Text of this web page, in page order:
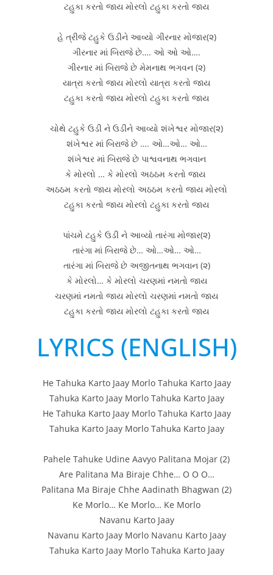
ટહુકા કરતો જાય મોરલો ટહુકા કરતો જાય
હે ત્રીજે ટહુકે ઉડીને આવ્યો ગીરનાર મોજાર(૨)
ગીરનાર માં બિરાજે છે…. ઓ ઓ ઓ….
ગીરનાર માં બિરાજે છે મેમનાથ ભગવન (૨)
યાત્રા કરતો જાય મોરલો યાત્રા કરતો જાય
ટહુકા કરતો જાય મોરલો ટહુકા કરતો જાય
ચોથે ટહુકે ઉડી ને ઉડીને આવ્યો શંખેશ્વર મોજાર(૨)
શંખેશ્વર માં બિરાજે છે …. ઓ…ઓ… ઓ…
શંખેશ્વર માં બિરાજે છે પાશ્વવનાથ ભગવાન
કે મોરલો … કે મોરલો અઠઠમ કરતો જાય
અઠઠમ કરતો જાય મોરલો અઠઠમ કરતો જાય મોરલો
ટહુકા કરતો જાય મોરલો ટહુકા કરતો જાય
પાંચમે ટહુકે ઉડી ને આવ્યો તારંગા મોજાર(૨)
તારંગા માં બિરાજે છે… ઓ…ઓ… ઓ…
તારંગા માં બિરાજે છે અજીતનાથ ભગવાન (૨)
કે મોરલો… કે મોરલો ચરણમાં નમતો જાય
ચરણમાં નમતો જાય મોરલો ચરણમાં નમતો જાય
ટહુકા કરતો જાય મોરલો ટહુકા કરતો જાય
LYRICS (ENGLISH)
He Tahuka Karto Jaay Morlo Tahuka Karto Jaay
Tahuka Karto Jaay Morlo Tahuka Karto Jaay
He Tahuka Karto Jaay Morlo Tahuka Karto Jaay
Tahuka Karto Jaay Morlo Tahuka Karto Jaay
Pahele Tahuke Udine Aavyo Palitana Mojar (2)
Are Palitana Ma Biraje Chhe… O O O…
Palitana Ma Biraje Chhe Aadinath Bhagwan (2)
Ke Morlo… Ke Morlo… Ke Morlo
Navanu Karto Jaay
Navanu Karto Jaay Morlo Navanu Karto Jaay
Tahuka Karto Jaay Morlo Tahuka Karto Jaay